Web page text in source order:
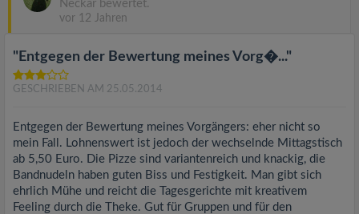
Neckar bewertet.
vor 12 Jahren
"Entgegen der Bewertung meines Vorg�..."
GESCHRIEBEN AM 25.05.2014
Entgegen der Bewertung meines Vorgängers: eher nicht so
mein Fall. Lohnenswert ist jedoch der wechselnde Mittagstisch
ab 5,50 Euro. Die Pizze sind variantenreich und knackig, die
Bandnudeln haben guten Biss und Festigkeit. Man gibt sich
ehrlich Mühe und reicht die Tagesgerichte mit kreativem
Feeling durch die Theke. Gut für Gruppen und für den